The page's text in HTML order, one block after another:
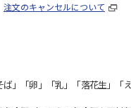
注文のキャンセルについて
」「卵」「乳」「落花生」「